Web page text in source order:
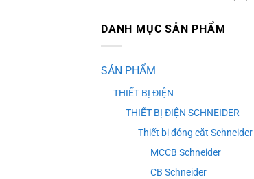
DANH MỤC SẢN PHẨM
SẢN PHẨM
THIẾT BỊ ĐIỆN
THIẾT BỊ ĐIỆN SCHNEIDER
Thiết bị đóng cắt Schneider
MCCB Schneider
CB Schneider